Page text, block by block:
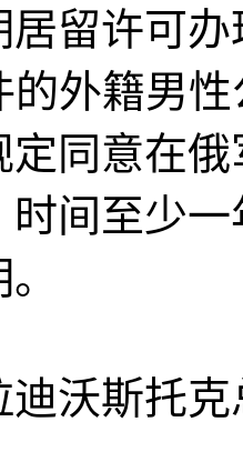
居留许可
的外籍男
定同意在
时间至少
迪沃斯托